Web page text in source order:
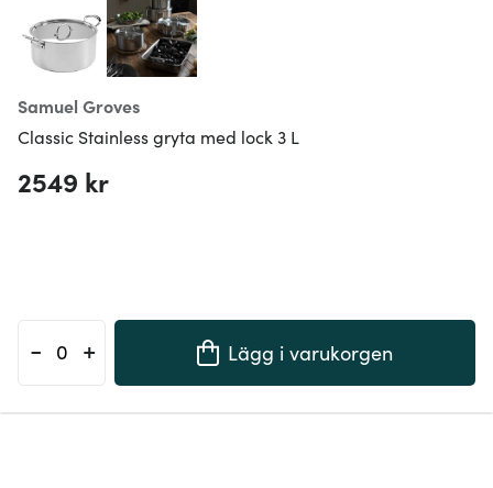
Samuel Groves
Classic Stainless gryta med lock 3 L
2549 kr
- + Lägg i varukorgen